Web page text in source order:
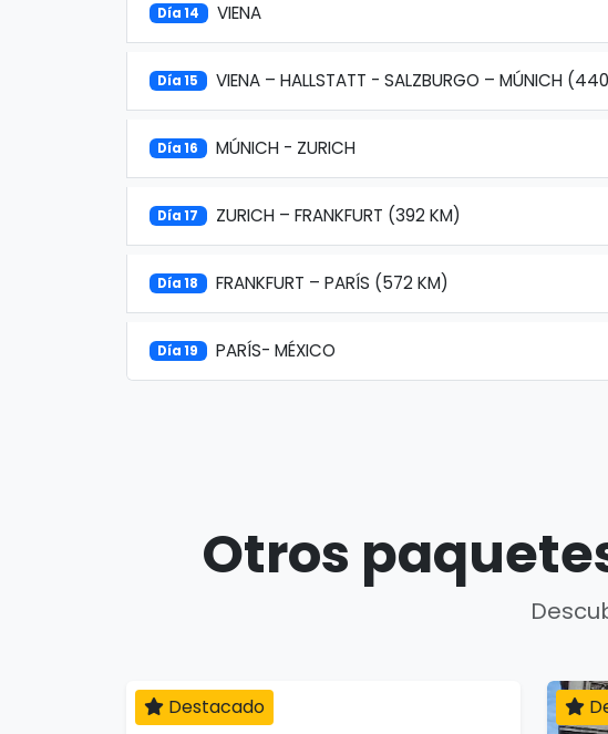
Día 14 VIENA
Día 15 VIENA – HALLSTATT - SALZBURGO – MÚNICH
Día 16 MÚNICH - ZURICH
Día 17 ZURICH – FRANKFURT (392 KM)
Día 18 FRANKFURT – PARÍS (572 KM)
Día 19 PARÍS- MÉXICO
Otros
Destacado